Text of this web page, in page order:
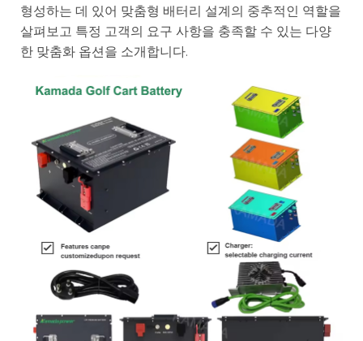
형성하는 데 있어 맞춤형 배터리 설계의 중추적인 역할을
살펴보고 특정 고객의 요구 사항을 충족할 수 있는 다양
한 맞춤화 옵션을 소개합니다.